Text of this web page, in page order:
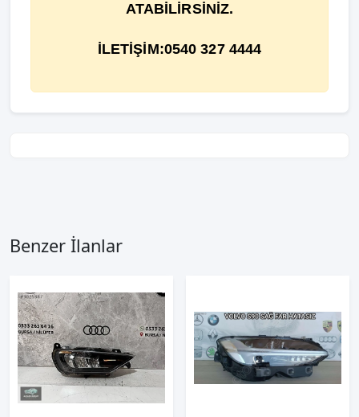
ATABİLİRSİNİZ.
İLETİŞİM:0540 327 4444
Benzer İlanlar